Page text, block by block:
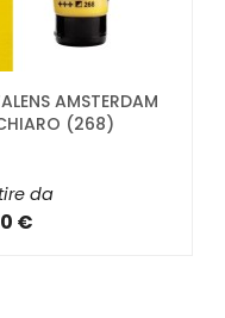
AMSTERDAM
(268)
da
€